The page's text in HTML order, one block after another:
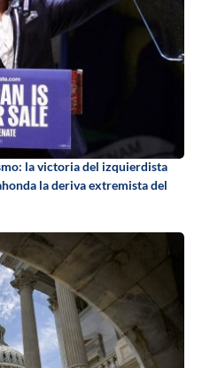
la victoria del izquierdista
la deriva extremista del